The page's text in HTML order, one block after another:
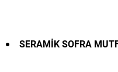
SERAMİK SOFRA